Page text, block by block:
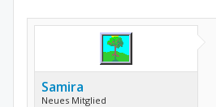
Samira
Neues Mitglied